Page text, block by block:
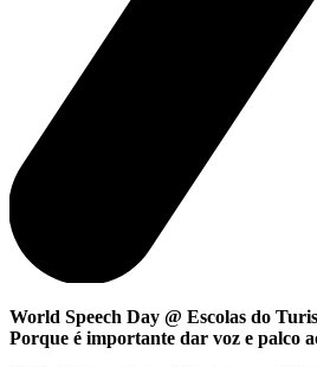
World Speech Day @ Escolas do
Porque é importante dar voz e palco